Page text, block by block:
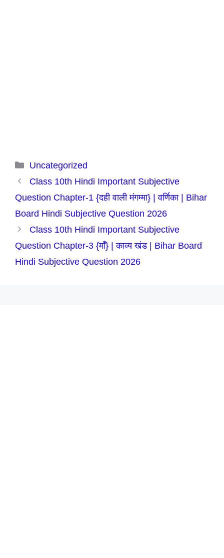
Categories
Uncategorized
Class 10th Hindi Important Subjective
Question Chapter-1 {दही वाली मंगम्मा} | वर्णिका | Bihar
Board Hindi Subjective Question 2026
Class 10th Hindi Important Subjective
Question Chapter-3 {माँ} | काव्य खंड | Bihar Board
Hindi Subjective Question 2026